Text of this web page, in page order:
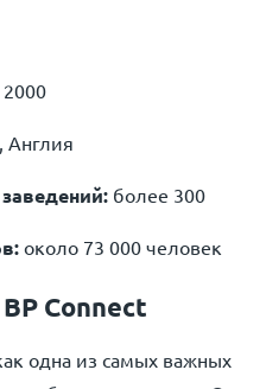
2000
Англия
более 300
около 73 000 человек
Connect
одна из самых важных